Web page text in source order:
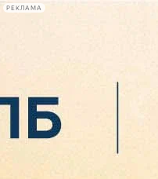
РЕКЛАМА
Сегодня: